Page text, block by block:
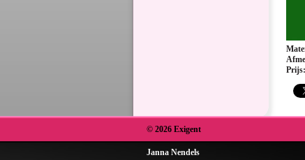
Prijs:
© 2026 Exigent
Janna Nendels